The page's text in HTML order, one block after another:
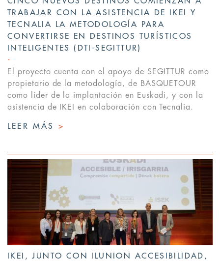
TRABAJAR CON LA ASISTENCIA DE IKEI Y
TECNALIA LA METODOLOGÍA PARA
CONVERTIRSE EN DESTINOS TURÍSTICOS
INTELIGENTES (DTI-SEGITTUR)
El proyecto cuenta con el apoyo de SEGITTUR como
propietario de la metodología, de BASQUETOUR
como líder de la implantación en Euskadi, y con la
asistencia de IKEI en colaboración con Tecnalia.
LEER MÁS >
IKEI, JUNTO CON ILUNION ACCESIBILIDAD,